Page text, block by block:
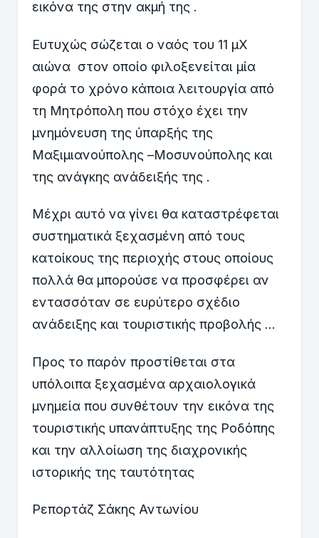
εικόνα της στην ακμή της .
Ευτυχώς σώζεται ο ναός του 11 μΧ
αιώνα στον οποίο φιλοξενείται μία
φορά το χρόνο κάποια λειτουργία από
τη Μητρόπολη που στόχο έχει την
μνημόνευση της ύπαρξής της
Μαξιμιανούπολης –Μοσυνούπολης και
της ανάγκης ανάδειξής της .
Μέχρι αυτό να γίνει θα καταστρέφεται
συστηματικά ξεχασμένη από τους
κατοίκους της περιοχής στους οποίους
πολλά θα μπορούσε να προσφέρει αν
εντασσόταν σε ευρύτερο σχέδιο
ανάδειξης και τουριστικής προβολής …
Προς το παρόν προστίθεται στα
υπόλοιπα ξεχασμένα αρχαιολογικά
μνημεία που συνθέτουν την εικόνα της
τουριστικής υπανάπτυξης της Ροδόπης
και την αλλοίωση της διαχρονικής
ιστορικής της ταυτότητας
Ρεπορτάζ Σάκης Αντωνίου